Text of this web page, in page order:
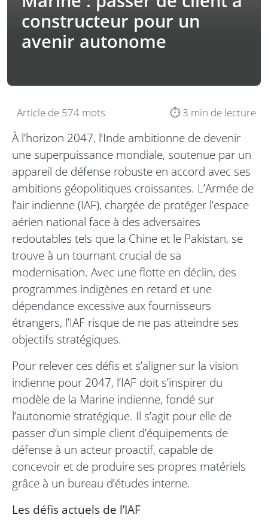
constructeur pour un
avenir autonome
Article de 574 mots ⏱️ 3 min de lecture
À l’horizon 2047, l’Inde ambitionne de devenir
une superpuissance mondiale, soutenue par un
appareil de défense robuste en accord avec ses
ambitions géopolitiques croissantes. L’Armée de
l’air indienne (IAF), chargée de protéger l’espace
aérien national face à des adversaires
redoutables tels que la Chine et le Pakistan, se
trouve à un tournant crucial de sa
modernisation. Avec une flotte en déclin, des
programmes indigènes en retard et une
dépendance excessive aux fournisseurs
étrangers, l’IAF risque de ne pas atteindre ses
objectifs stratégiques.
Pour relever ces défis et s’aligner sur la vision
indienne pour 2047, l’IAF doit s’inspirer du
modèle de la Marine indienne, fondé sur
l’autonomie stratégique. Il s’agit pour elle de
passer d’un simple client d’équipements de
défense à un acteur proactif, capable de
concevoir et de produire ses propres matériels
grâce à un bureau d’études interne.
Les défis actuels de l’IAF